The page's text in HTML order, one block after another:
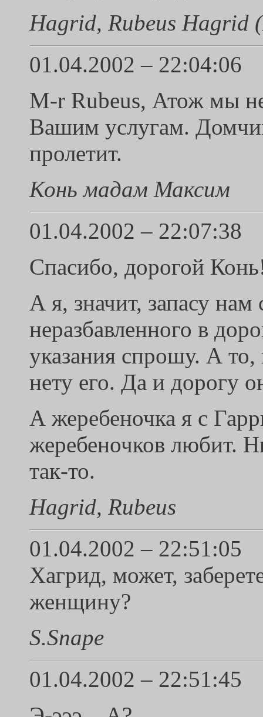
Hagrid, Rubeus Hagrid
01.04.2002 – 22:04:06
M-r Rubeus, Атож мы
Вашим услугам.
пролетит.
Конь мадам Максим
01.04.2002 – 22:07:38
Спасибо, дорогой
А я, значит, запасу нам
неразбавленного в
указания спрошу. А
нету его. Да и дорогу
А жеребеночка я с
жеребеночков любит.
так-то.
Hagrid, Rubeus
01.04.2002 – 22:51:05
Хагрид, может,
женщину?
S.Snape
01.04.2002 – 22:51:45